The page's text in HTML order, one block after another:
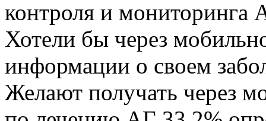
контроля и мониторинга
Хотели бы через
информации о своем
Желают получать через